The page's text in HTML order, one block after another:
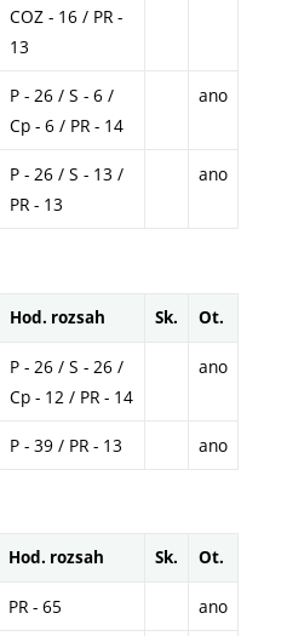
COZ - 16 / PR -
13
P - 26 / S - 6 /
Cp - 6 / PR - 14
ano
P - 26 / S - 13 /
PR - 13
ano
Hod. rozsah Sk. Ot.
P - 26 / S - 26 /
Cp - 12 / PR - 14
ano
P - 39 / PR - 13 ano
Hod. rozsah Sk. Ot.
PR - 65 ano